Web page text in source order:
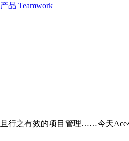
品 Teamwork
行之有效的项目管理……今天